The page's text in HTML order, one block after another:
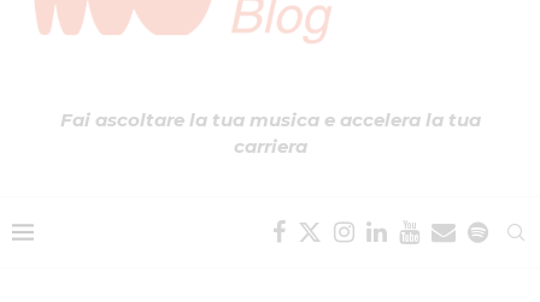
Fai ascoltare la tua musica e accelera la tua
carriera